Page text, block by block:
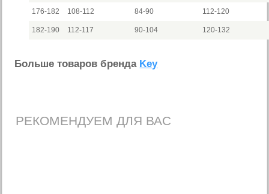
176-182 108-112 84-90 112-120
182-190 112-117 90-104 120-132
Больше товаров бренда Key
РЕКОМЕНДУЕМ ДЛЯ ВАС